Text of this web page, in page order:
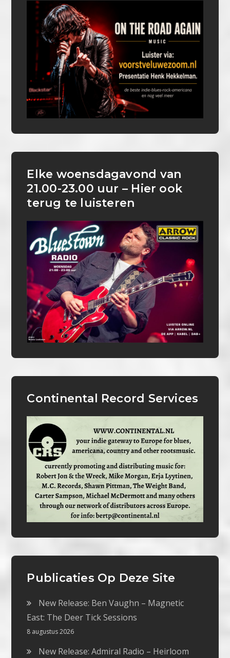
Elke woensdagavond van
21.00-23.00 uur – Hier ook
terug te luisteren
Continental Record Services
Publicaties Op Deze Site
New Release: Ben Vaughn – Magnetic
East: The Deer Tick Sessions
8 augustus 2026
New Release: Admiral Radio – Heirloom